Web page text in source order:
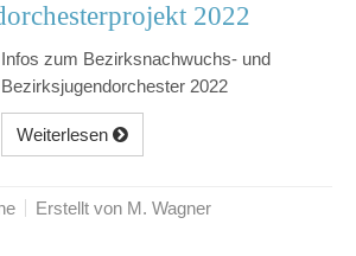
2022
Infos zum Bezirksnachwuchs- und
Bezirksjugendorchester 2022
Weiterlesen
Erstellt von M. Wagner